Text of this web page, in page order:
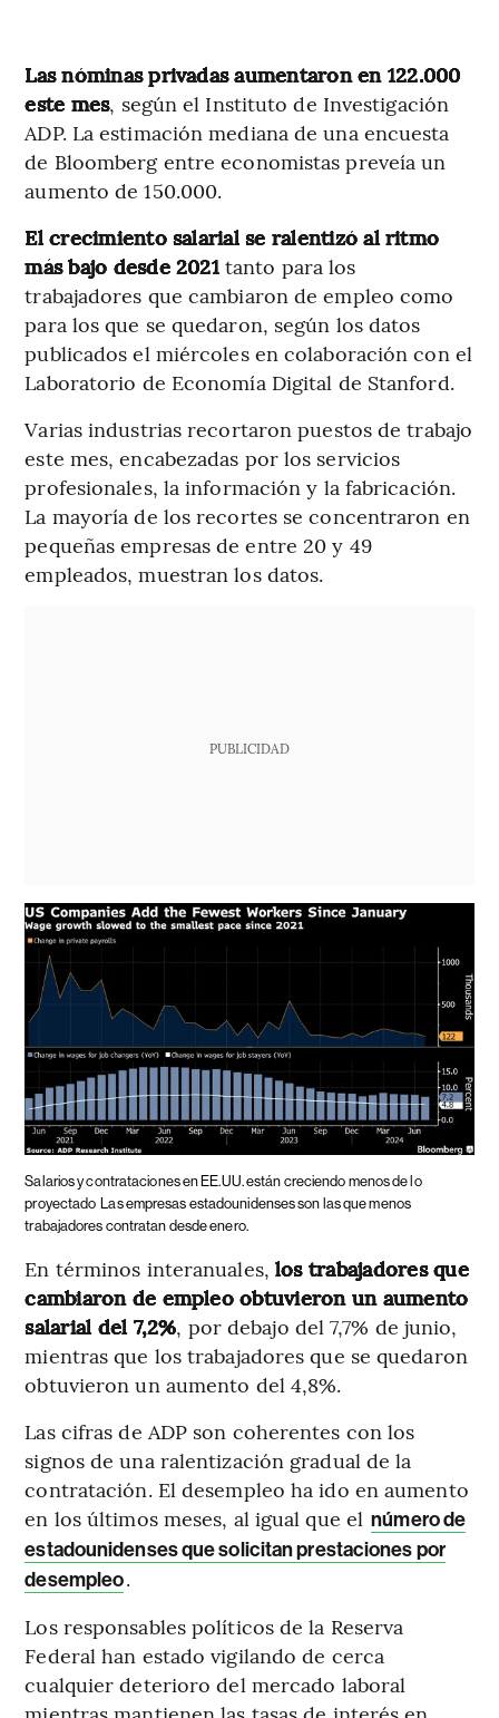
Las nóminas privadas aumentaron en 122.000
este mes, según el Instituto de Investigación
ADP. La estimación mediana de una encuesta
de Bloomberg entre economistas preveía un
aumento de 150.000.
El crecimiento salarial se ralentizó al ritmo
más bajo desde 2021tanto para los
trabajadores que cambiaron de empleo como
para los que se quedaron, según los datos
publicados el miércoles en colaboración con el
Laboratorio de Economía Digital de Stanford.
Varias industrias recortaron puestos de trabajo
este mes, encabezadas por los servicios
profesionales, la información y la fabricación.
La mayoría de los recortes se concentraron en
pequeñas empresas de entre 20 y 49
empleados, muestran los datos.
PUBLICIDAD
Salarios y contrataciones en EE.UU. están creciendo menos de lo
proyectado Las empresas estadounidenses son las que menos
trabajadores contratan desde enero.
En términos interanuales, los trabajadores que
cambiaron de empleo obtuvieron un aumento
salarial del 7,2%, por debajo del 7,7% de junio,
mientras que los trabajadores que se quedaron
obtuvieron un aumento del 4,8%.
Las cifras de ADP son coherentes con los
signos de una ralentización gradual de la
contratación. El desempleo ha ido en aumento
en los últimos meses, al igual que el número de
estadounidenses que solicitan prestaciones por
desempleo.
Los responsables políticos de la Reserva
Federal han estado vigilando de cerca
cualquier deterioro del mercado laboral